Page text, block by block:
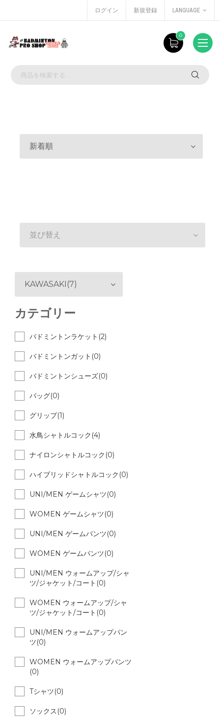
ログイン 新規登録 LANGUAGE
0
新着順
並び替え
KAWASAKI(7)
カテゴリー
バドミントンラケット(2)
バドミントンガット(0)
バドミントンシューズ(0)
バッグ(0)
グリップ(1)
水鳥シャトルコック(4)
ナイロンシャトルコック(0)
ハイブリッドシャトルコック(0)
UNI/MEN ゲームシャツ(0)
WOMEN ゲームシャツ(0)
UNI/MEN ゲームパンツ(0)
WOMEN ゲームパンツ(0)
UNI/MEN ウォームアップ/シャ
ツ/ジャケット/コート(0)
WOMEN ウォームアップ/シャ
ツ/ジャケット/コート(0)
UNI/MEN ウォームアップパン
ツ(0)
WOMEN ウォームアップパンツ
(0)
Tシャツ(0)
ソックス(0)